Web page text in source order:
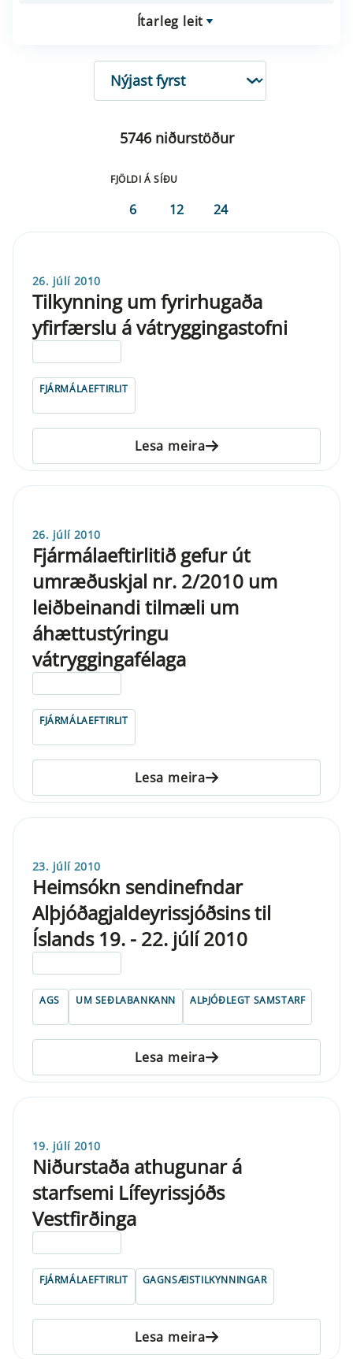
Ítarleg leit
RÖÐUN
5746 niðurstöður
FJÖLDI Á SÍÐU
6 12 24
26. júlí 2010
Tilkynning um fyrirhugaða
yfirfærslu á vátryggingastofni
FJÁRMÁLAEFTIRLIT
Lesa meira
26. júlí 2010
Fjármálaeftirlitið gefur út
umræðuskjal nr. 2/2010 um
leiðbeinandi tilmæli um
áhættustýringu
vátryggingafélaga
FJÁRMÁLAEFTIRLIT
Lesa meira
23. júlí 2010
Heimsókn sendinefndar
Alþjóðagjaldeyrissjóðsins til
Íslands 19. - 22. júlí 2010
AGS UM SEÐLABANKANN ALÞJÓÐLEGT SAMSTARF
Lesa meira
19. júlí 2010
Niðurstaða athugunar á
starfsemi Lífeyrissjóðs
Vestfirðinga
FJÁRMÁLAEFTIRLIT GAGNSÆISTILKYNNINGAR
Lesa meira